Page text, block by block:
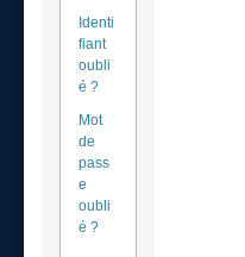
Identi
fiant
oubli
é ?
Mot
de
pass
e
oubli
é ?